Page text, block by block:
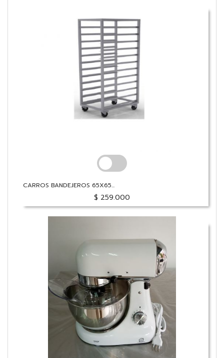
CARROS BANDEJEROS 65X65...
$ 259.000